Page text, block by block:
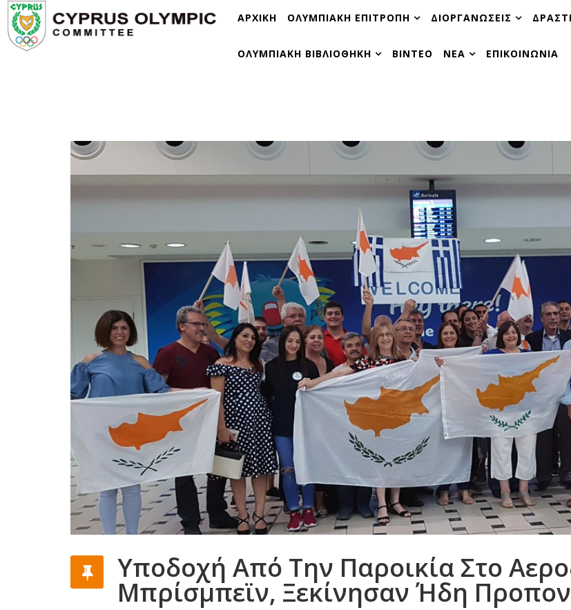
ΑΡΧΙΚΗ ΟΛΥΜΠΙΑΚΗ ΕΠΙΤΡΟΠΗ ΔΙΟΡΓΑΝΩΣΕΙΣ
ΟΛΥΜΠΙΑΚΗ ΒΙΒΛΙΟΘΗΚΗ ΒΙΝΤΕΟ ΝΕΑ ΕΠΙΚΟΙΝΩΝΙΑ
Υποδοχή Από Την Παροικία Στο
Μπρίσμπεϊν, Ξεκίνησαν Ήδη